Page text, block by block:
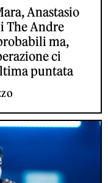
Anastasio
The Andre
ma,
ci
puntata